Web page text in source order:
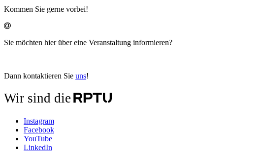
Kommen Sie gerne vorbei!
Sie möchten hier über eine Veranstaltung informieren?
Dann kontaktieren Sie uns!
Wir sind die
Instagram
Facebook
YouTube
LinkedIn